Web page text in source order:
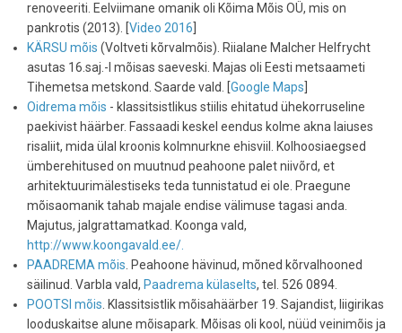
renoveeriti. Eelviimane omanik oli Kõima Mõis OÜ, mis on
pankrotis (2013). [Video 2016
KÄRSU mõis (Voltveti kõrvalmõis). Riialane Malcher Helfrycht
asutas 16.saj.-l mõisas saeveski. Majas oli Eesti metsaameti
Tihemetsa metskond. Saarde vald. [Google Maps
Oidrema mõis - klassitsistlikus stiilis ehitatud ühekorruseline
paekivist häärber. Fassaadi keskel eendus kolme akna laiuses
risaliit, mida ülal kroonis kolmnurkne ehisviil. Kolhoosiaegsed
ümberehitused on muutnud peahoone palet niivõrd, et
arhitektuurimälestiseks teda tunnistatud ei ole. Praegune
mõisaomanik tahab majale endise välimuse tagasi anda.
Majutus, jalgrattamatkad. Koonga vald,
http://www.koongavald.ee/.
PAADREMA mõis. Peahoone hävinud, mõned kõrvalhooned
säilinud. Varbla vald, Paadrema külaselts, tel. 526 0894.
POOTSI mõis. Klassitsistlik mõisahäärber 19. Sajandist, liigirikas
looduskaitse alune mõisapark. Mõisas oli kool, nüüd veinimõis ja